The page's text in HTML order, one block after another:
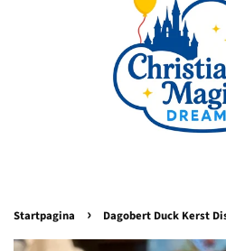
Startpagina › Dagobert Duck Kerst